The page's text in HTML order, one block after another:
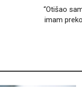
“Otišao
imam